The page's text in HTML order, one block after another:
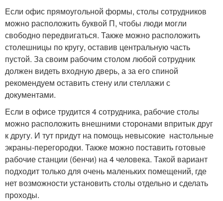
Если офис прямоугольной формы, столы сотрудников
можно расположить буквой П, чтобы люди могли
свободно передвигаться. Также можно расположить
столешницы по кругу, оставив центральную часть
пустой. За своим рабочим столом любой сотрудник
должен видеть входную дверь, а за его спиной
рекомендуем оставить стену или стеллажи с
документами.
Если в офисе трудится 4 сотрудника, рабочие столы
можно расположить внешними сторонами впритык друг
к другу. И тут придут на помощь невысокие настольные
экраны-перегородки. Также можно поставить готовые
рабочие станции (бенчи) на 4 человека. Такой вариант
подходит только для очень маленьких помещений, где
нет возможности установить столы отдельно и сделать
проходы.